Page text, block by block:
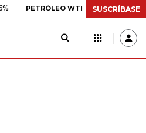
PETRÓLEO WTI US$ 78,01 US$ 2,92
SUSCRÍBASE